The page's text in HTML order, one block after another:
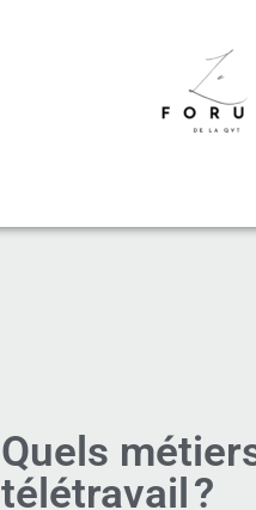
Quels
télétravail ?